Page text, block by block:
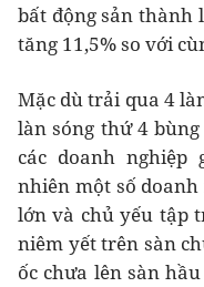
bất động sản thành
tăng 11,5% so với
Mặc dù trải qua 4
làn sóng thứ 4
các doanh
nhiên một số
lớn và chủ yếu tập
niêm yết trên sàn
ốc chưa lên sàn